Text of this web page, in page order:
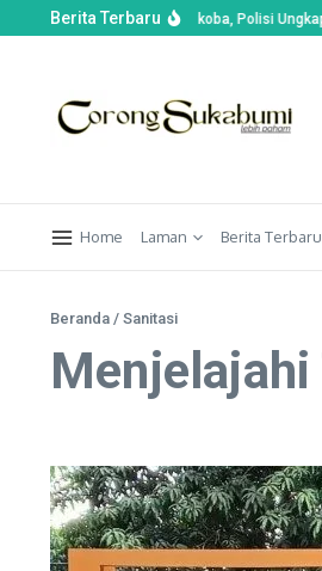
Berita Terbaru
Positif Gunakan Narkoba, Polisi Ungkap
Home Laman Berita Terbaru
Beranda / Sanitasi